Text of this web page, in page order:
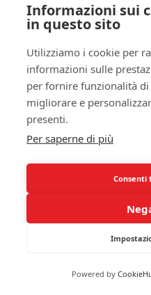
benessere. Parla con il
consulente esperto in
stai vivendo. Loro
e, se necessario,
mediche che possono
dell’insonnia post-
Inoltre, considera la
gruppo di supporto per
altre donne che stanno
simili a te può ridurre il
fornire uno spazio
esperienze e soluzioni.
Infine, ricorda che la tua
Informazioni sui
in questo sito
Utilizziamo i cookie per
informazioni sulle
per fornire funzionalità
migliorare e
presenti.
Per saperne di più
Consenti
Powered by